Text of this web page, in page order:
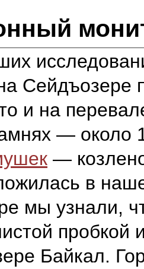
Сейдъозере
и на
— около
—
в
мы узнали,
пробкой
Байкал.